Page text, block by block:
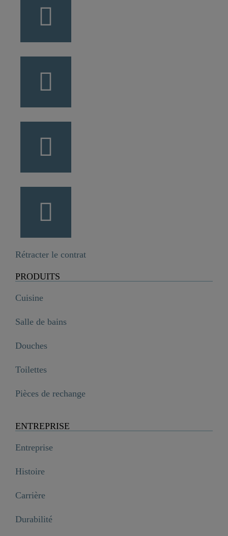
Rétracter le contrat
PRODUITS
Cuisine
Salle de bains
Douches
Toilettes
Pièces de rechange
ENTREPRISE
Entreprise
Histoire
Carrière
Durabilité